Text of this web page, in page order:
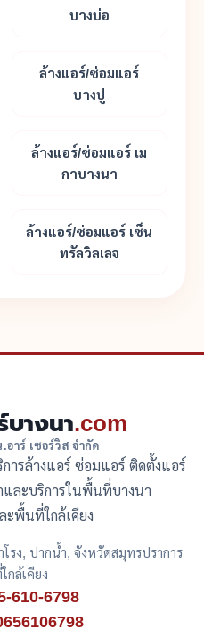
บางบ่อ
ล้างแอร์/ซ่อมแอร์
บางปู
ล้างแอร์/ซ่อมแอร์ เม
กาบางนา
ล้างแอร์/ซ่อมแอร์ เซ็น
ทรัลวิลเลจ
างนา.com
อาร์ เซอร์วิส จำกัด
การล้างแอร์ ซ่อมแอร์ ติดตั้งแอร์
ละบริการในพื้นที่บางนา
ะพื้นที่ใกล้เคียง
รง, ปากน้ำ, จังหวัดสมุทรปราการ
กล้เคียง
610-6798